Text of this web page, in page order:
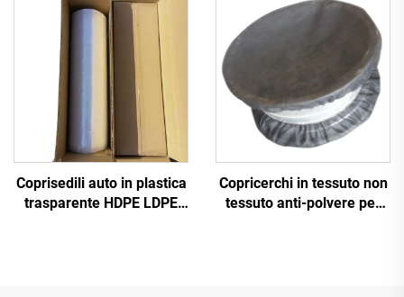
Coprisedili auto in plastica
trasparente HDPE LDPE
Copricerchi in tessuto non
tessuto anti-polvere per